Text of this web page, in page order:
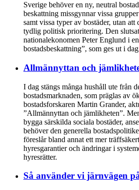
Sverige behöver en ny, neutral
beskattning missgynnar vissa
samt vissa typer av bostäder, utan
tydlig politisk prioritering. Den
nationalekonomen Peter Englund i
bostadsbeskattning”, som ges ut i
Allmännyttan och
I dag stängs många hushåll ute från
bostadsmarknaden, som präglas av
bostadsforskaren Martin Grander,
”Allmännyttan och jämlikheten”.
bygga särskilda sociala bostäder,
behöver den generella
föreslår bland annat ett mer
hyresgarantier och ändringar i
hyresrätter.
Så använder vi järnvägen